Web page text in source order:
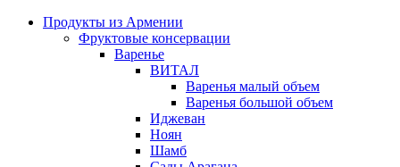
Продукты из Армении
Фруктовые консервации
Варенье
ВИТАЛ
Варенья малый объем
Варенья большой объем
Иджеван
Ноян
Шамб